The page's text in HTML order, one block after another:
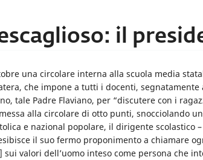
il
una circolare interna alla scuola media
che impone a tutti i docenti,
tale Padre Flaviano, per “discutere con i
alla circolare di otto punti, snocciolando
e nazional popolare, il dirigente scolastico –
il suo fermo proponimento a chiamare
valori dell’uomo inteso come persona che